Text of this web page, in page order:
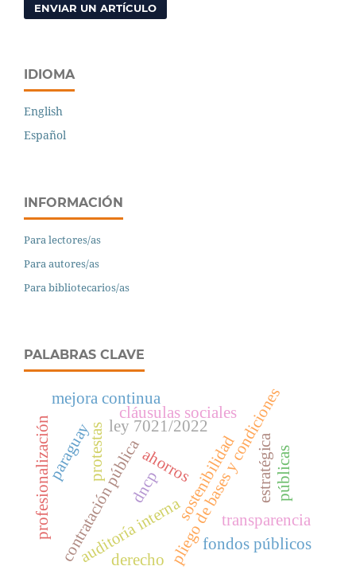
ENVIAR UN ARTÍCULO
IDIOMA
English
Español
INFORMACIÓN
Para lectores/as
Para autores/as
Para bibliotecarios/as
PALABRAS CLAVE
contratación públicadncp
protestas pliego de bases y condiciones
auditoría interna
ley 7021/2022
transparencia
cláusulas sociales
sostenibilidad
paraguay estratégica
ahorros
profesionalización
fondos públicos
mejora continua
derecho
públicas